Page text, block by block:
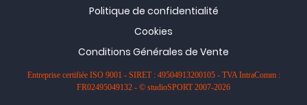
Politique de confidentialité
Cookies
Conditions Générales de Vente
Entreprise certifiée ISO 9001 - SIRET : 49504913200105 - TVA IntraComm :
FR02495049132 - © studioSPORT 2007-2026